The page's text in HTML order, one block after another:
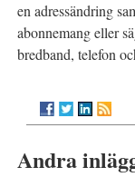
en adressändring
abonnemang eller
bredband, telefon
Andra